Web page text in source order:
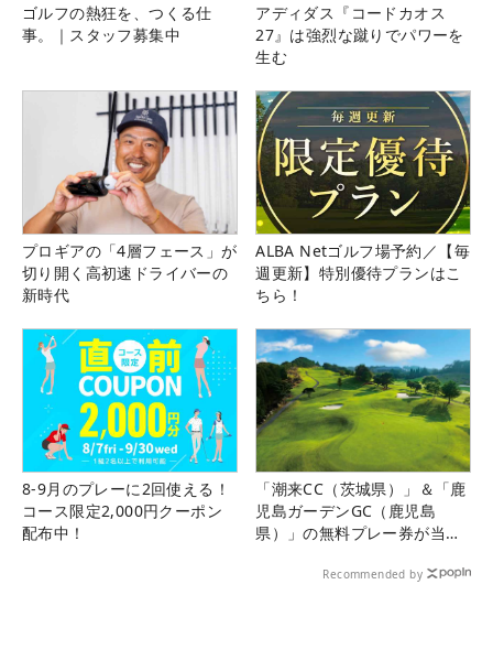
ゴルフの熱狂を、つくる仕
事。｜スタッフ募集中
アディダス『コードカオス
27』は強烈な蹴りでパワーを
生む
プロギアの「4層フェース」が
切り開く高初速ドライバーの
新時代
ALBA Netゴルフ場予約／【毎
週更新】特別優待プランはこ
ちら！
8-9月のプレーに2回使える！
コース限定2,000円クーポン
配布中！
「潮来CC（茨城県）」＆「鹿
児島ガーデンGC（鹿児島
県）」の無料プレー券が当た
Recommended by